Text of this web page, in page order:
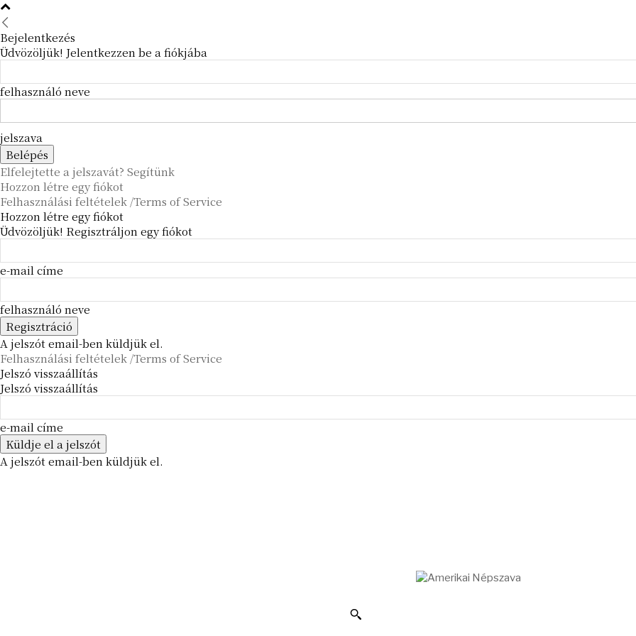
Bejelentkezés
Üdvözöljük! Jelentkezzen be a fiókjába
felhasználó neve
jelszava
Elfelejtette a jelszavát? Segítünk
Hozzon létre egy fiókot
Felhasználási feltételek /Terms of Service
Hozzon létre egy fiókot
Üdvözöljük! Regisztráljon egy fiókot
e-mail címe
felhasználó neve
A jelszót email-ben küldjük el.
Felhasználási feltételek /Terms of Service
Jelszó visszaállítás
Jelszó visszaállítás
e-mail címe
A jelszót email-ben küldjük el.